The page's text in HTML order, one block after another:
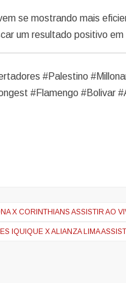
se mostrando mais
um resultado positivo em
#Palestino
#Flamengo #Bolivar
X CORINTHIANS ASSISTIR AO
IQUIQUE X ALIANZA LIMA